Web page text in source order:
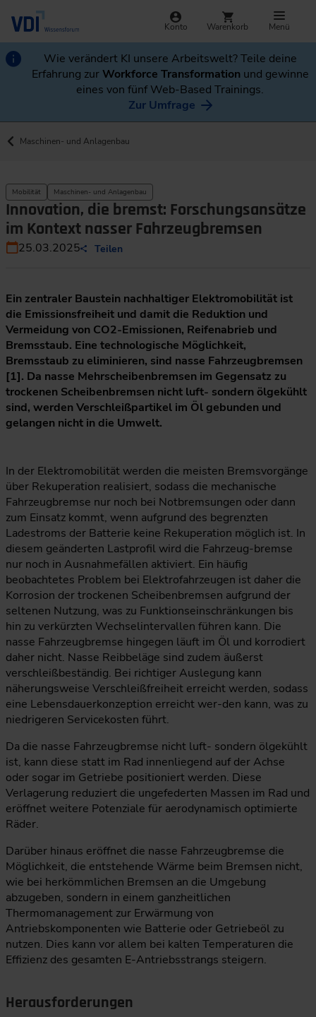
Konto Warenkorb Menü
Wie verändert KI unsere Arbeitswelt? Teile deine
Erfahrung zurWorkforce Transformation und gewinne
eines von fünf Web-Based Trainings.
Zur Umfrage
Maschinen- und Anlagenbau
Mobilität Maschinen- und Anlagenbau
Innovation, die bremst: Forschungsansätze
im Kontext nasser Fahrzeugbremsen
25.03.2025 Teilen
Ein zentraler Baustein nachhaltiger Elektromobilität ist
die Emissionsfreiheit und damit die Reduktion und
Vermeidung von CO2-Emissionen, Reifenabrieb und
Bremsstaub. Eine technologische Möglichkeit,
Bremsstaub zu eliminieren, sind nasse Fahrzeugbremsen
[1]. Da nasse Mehrscheibenbremsen im Gegensatz zu
trockenen Scheibenbremsen nicht luft- sondern ölgekühlt
sind, werden Verschleißpartikel im Öl gebunden und
gelangen nicht in die Umwelt.
In der Elektromobilität werden die meisten Bremsvorgänge
über Rekuperation realisiert, sodass die mechanische
Fahrzeugbremse nur noch bei Notbremsungen oder dann
zum Einsatz kommt, wenn aufgrund des begrenzten
Ladestroms der Batterie keine Rekuperation möglich ist. In
diesem geänderten Lastprofil wird die Fahrzeug-bremse
nur noch in Ausnahmefällen aktiviert. Ein häufig
beobachtetes Problem bei Elektrofahrzeugen ist daher die
Korrosion der trockenen Scheibenbremsen aufgrund der
seltenen Nutzung, was zu Funktionseinschränkungen bis
hin zu verkürzten Wechselintervallen führen kann. Die
nasse Fahrzeugbremse hingegen läuft im Öl und korrodiert
daher nicht. Nasse Reibbeläge sind zudem äußerst
verschleißbeständig. Bei richtiger Auslegung kann
näherungsweise Verschleißfreiheit erreicht werden, sodass
eine Lebensdauerkonzeption erreicht wer-den kann, was zu
niedrigeren Servicekosten führt.
Da die nasse Fahrzeugbremse nicht luft- sondern ölgekühlt
ist, kann diese statt im Rad innenliegend auf der Achse
oder sogar im Getriebe positioniert werden. Diese
Verlagerung reduziert die ungefederten Massen im Rad und
eröffnet weitere Potenziale für aerodynamisch optimierte
Räder.
Darüber hinaus eröffnet die nasse Fahrzeugbremse die
Möglichkeit, die entstehende Wärme beim Bremsen nicht,
wie bei herkömmlichen Bremsen an die Umgebung
abzugeben, sondern in einem ganzheitlichen
Thermomanagement zur Erwärmung von
Antriebskomponenten wie Batterie oder Getriebeöl zu
nutzen. Dies kann vor allem bei kalten Temperaturen die
Effizienz des gesamten E-Antriebsstrangs steigern.
Herausforderungen